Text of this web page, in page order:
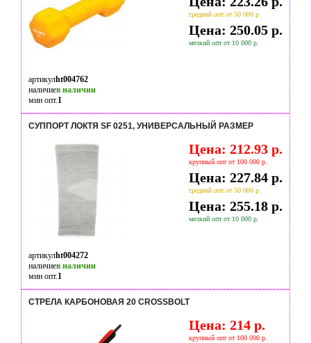
средний опт от 50 000 р.
Цена: 250.05 р.
мелкий опт от 10 000 р.
артикулht004762
наличиев наличии
мин опт.1
СУППОРТ ЛОКТЯ SF 0251, УНИВЕРСАЛЬНЫЙ РАЗМЕР
Цена: 212.93 р.
крупный опт от 100 000 р.
Цена: 227.84 р.
средний опт от 50 000 р.
Цена: 255.18 р.
мелкий опт от 10 000 р.
артикулht004272
наличиев наличии
мин опт.1
СТРЕЛА КАРБОНОВАЯ 20 CROSSBOLT
Цена: 214 р.
крупный опт от 100 000 р.